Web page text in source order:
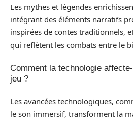
Les mythes et légendes
intégrant des éléments narratifs
inspirées de contes traditionnels,
qui reflètent les combats entre le
Comment la technologie
jeu ?
Les avancées technologiques,
le son immersif, transforment la